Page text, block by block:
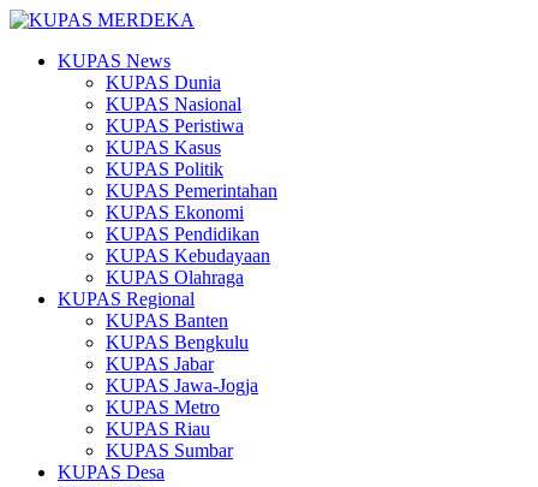
KUPAS News
KUPAS Dunia
KUPAS Nasional
KUPAS Peristiwa
KUPAS Kasus
KUPAS Politik
KUPAS Pemerintahan
KUPAS Ekonomi
KUPAS Pendidikan
KUPAS Kebudayaan
KUPAS Olahraga
KUPAS Regional
KUPAS Banten
KUPAS Bengkulu
KUPAS Jabar
KUPAS Jawa-Jogja
KUPAS Metro
KUPAS Riau
KUPAS Sumbar
KUPAS Desa